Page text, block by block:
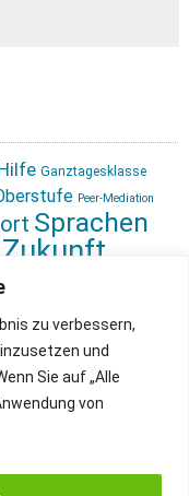
zu verbessern,
und
Sie auf „Alle
von
Ganztagesklasse
Peer-Mediation
Sprachen
Zukunft